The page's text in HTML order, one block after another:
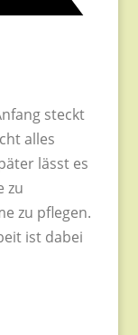
steckt
alles
lässt es
zu
zu pflegen.
ist dabei